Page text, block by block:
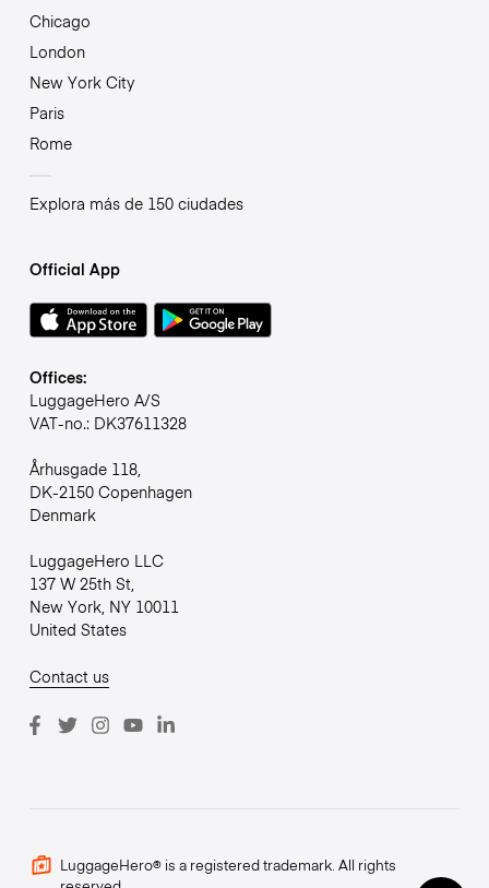
Chicago
London
New York City
Paris
Rome
Explora más de 150 ciudades
Official App
Offices:
LuggageHero A/S
VAT-no.: DK37611328
Århusgade 118,
DK-2150 Copenhagen
Denmark
LuggageHero LLC
137 W 25th St,
New York, NY 10011
United States
Contact us
LuggageHero® is a registered trademark. All rights